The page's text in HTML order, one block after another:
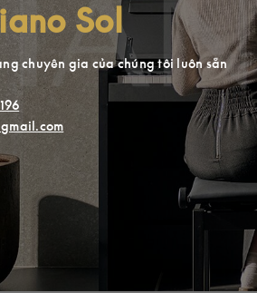
Sol
chuyên gia của chúng tôi luôn sẵn